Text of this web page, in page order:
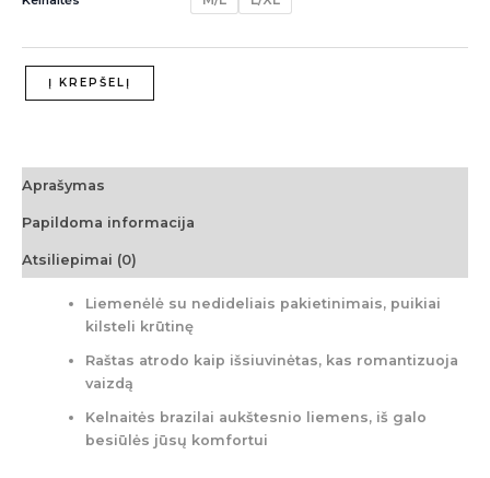
Į KREPŠELĮ
Aprašymas
Papildoma informacija
Atsiliepimai (0)
Liemenėlė su nedideliais pakietinimais, puikiai
kilsteli krūtinę
Raštas atrodo kaip išsiuvinėtas, kas romantizuoja
vaizdą
Kelnaitės brazilai aukštesnio liemens, iš galo
besiūlės jūsų komfortui